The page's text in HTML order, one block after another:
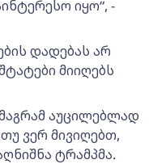
იყო“, -
დადებას არ
მიიღებს
აუცილებლად
ვერ მივიღებთ,
ტრამპმა.